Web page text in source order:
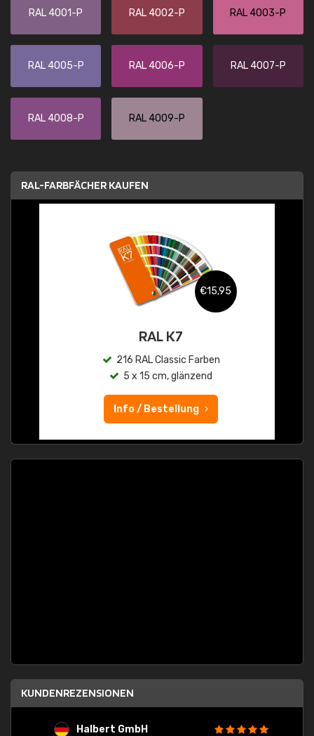
RAL 4001-P RAL 4002-P RAL 4003-P
RAL 4005-P RAL 4006-P RAL 4007-P
RAL 4008-P RAL 4009-P
RAL-FARBFÄCHER KAUFEN
€15,95
RAL K7
216 RAL Classic Farben
5 x 15 cm, glänzend
Info / Bestellung
KUNDENREZENSIONEN
Halbert GmbH